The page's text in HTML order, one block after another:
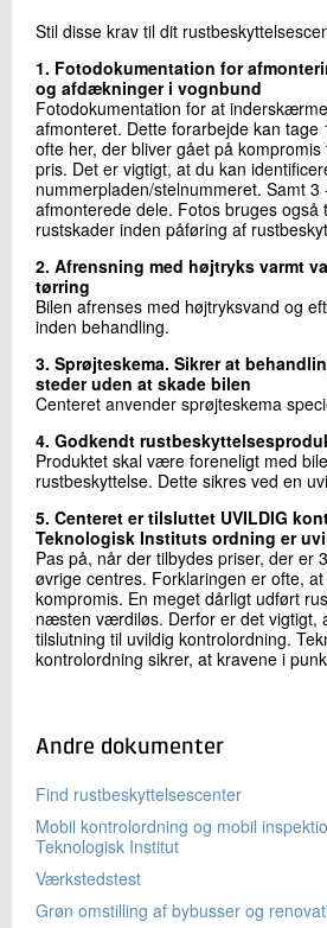
Send
03.Krav til rustbeskyttelse
04.
Hvorfor supplerende
05.Anbefalinger fra FDM og
06.Anbefalinger fra
Institut
07.Find godkendt
08.Årsberetninger og teknisk
09.Links
10.Information til
Stil disse krav til dit
1. Fotodokumentation for
og afdækninger i vognbund
Fotodokumentation for at
afmonteret. Dette forarbejde kan tage
ofte her, der bliver gået på
pris. Det er vigtigt, at du kan
nummerpladen/stelnummeret. Samt 3
afmonterede dele. Fotos bruges også
rustskader inden påføring af
2. Afrensning med højtryks varmt
tørring
Bilen afrenses med højtryksvand og
inden behandling.
3. Sprøjteskema. Sikrer at
steder uden at skade bilen
Centeret anvender sprøjteskema
4. Godkendt
Produktet skal være foreneligt med
rustbeskyttelse. Dette sikres ved en
5. Centeret er tilsluttet UVILDIG
Teknologisk Instituts ordning er
Pas på, når der tilbydes priser, der er
øvrige centres. Forklaringen er ofte,
kompromis. En meget dårligt udført
næsten værdiløs. Derfor er det vigtigt,
tilslutning til uvildig kontrolordning.
kontrolordning sikrer, at kravene i
Andre dokumenter
Find rustbeskyttelsescenter
Mobil kontrolordning og mobil
Teknologisk Institut
Værkstedstest
Grøn omstilling af bybusser og